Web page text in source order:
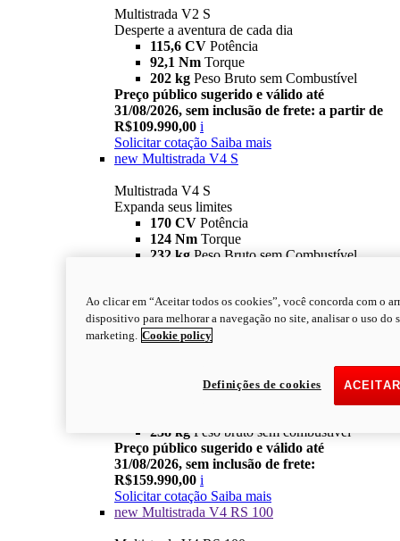
Multistrada V2 S
Desperte a aventura de cada dia
115,6 CV Potência
92,1 Nm Torque
202 kg Peso Bruto sem Combustível
Preço público sugerido e válido até
31/08/2026, sem inclusão de frete: a partir de
R$109.990,00 i
Solicitar cotação Saiba mais
new Multistrada V4 S
Multistrada V4 S
Expanda seus limites
170 CV Potência
124 Nm Torque
232 kg Peso Bruto sem Combustível
R$149.990,00 i
Solicitar cotação Saiba mais
V4 Rally Adventure
Desbloqueie a terra
238 kg Peso bruto sem combustível
Preço público sugerido e válido até
31/08/2026, sem inclusão de frete:
R$159.990,00 i
Solicitar cotação Saiba mais
new Multistrada V4 RS 100
Ao clicar em “Aceitar todos os cookies”, você concorda com o
dispositivo para melhorar a navegação no site, analisar o uso do
marketing. Cookie policy
Definições de cookies